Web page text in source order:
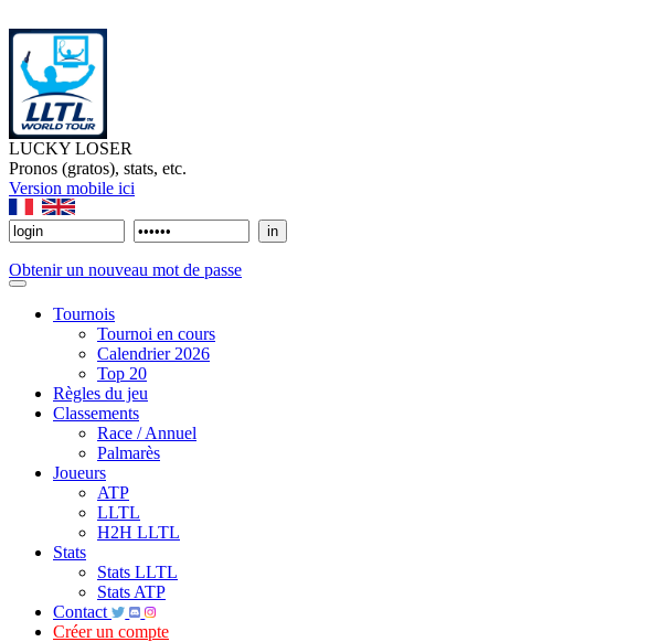
LUCKY LOSER
Pronos (gratos), stats, etc.
Version mobile ici
Obtenir un nouveau mot de passe
Tournois
Tournoi en cours
Calendrier 2026
Top 20
Règles du jeu
Classements
Race / Annuel
Palmarès
Joueurs
ATP
LLTL
H2H LLTL
Stats
Stats LLTL
Stats ATP
Contact
Créer un compte